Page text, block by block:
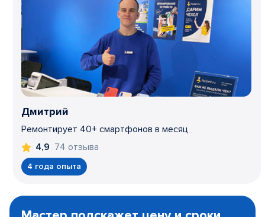
Дмитрий
Ремонтирует 40+ смартфонов в месяц
4,9 74 отзыва
4 года опыта
1